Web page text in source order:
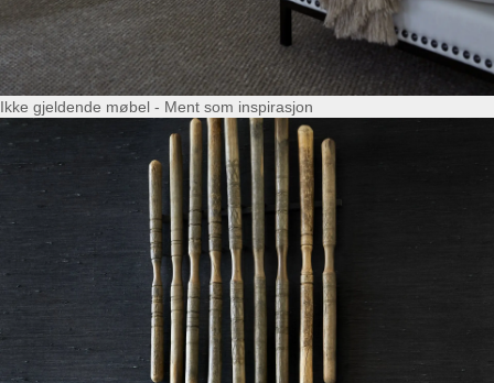
Ikke gjeldende møbel - Ment som inspirasjon